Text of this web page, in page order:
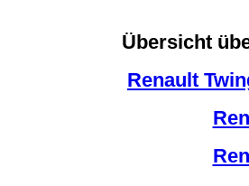
Übersicht
Renault